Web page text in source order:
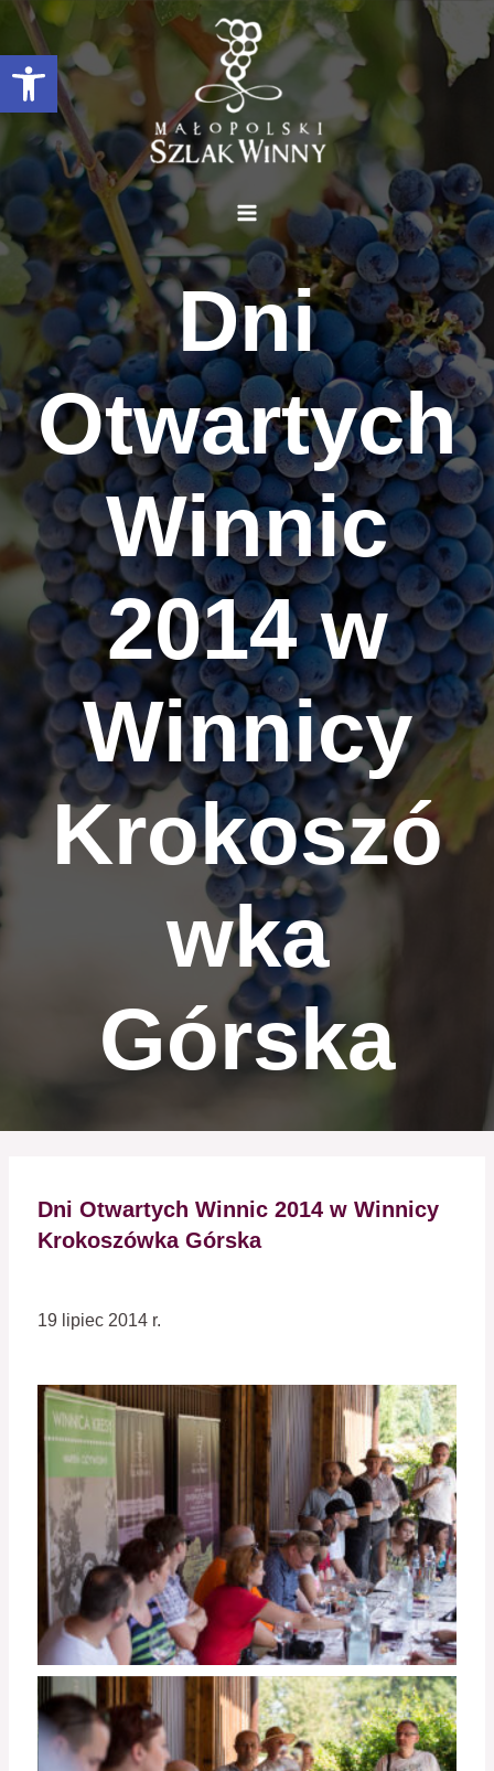
Otwórz pasek narzędzi
Dni
Otwartych
Winnic
2014 w
Winnicy
Krokoszó
wka
Górska
Dni Otwartych Winnic 2014 w Winnicy
Krokoszówka Górska
19 lipiec 2014 r.